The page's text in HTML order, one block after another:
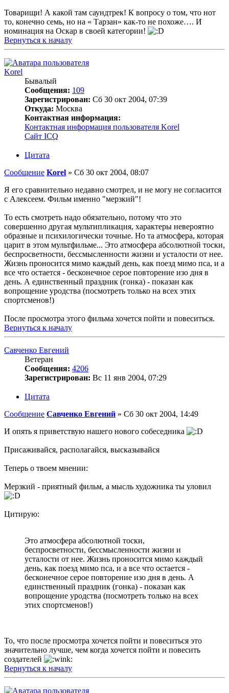
Товарищи! А какой там саундтрек! К вопросу о том, что нот
то, конечно семь, но на « Тарзан» как-то не похоже…. И
номинация на Оскар в своей категории!
Вернуться к началу
Korel
Бывалый
Сообщения: 109
Зарегистрирован: Сб 30 окт 2004, 07:39
Откуда: Москва
Контактная информация:
Контактная информация пользователя Korel
Сайт ICQ
Цитата
Сообщение Korel » Сб 30 окт 2004, 08:07
Я его сравнительно недавно смотрел, и не могу не согласится
с Алексеем. Фильм именно "мерзкий"!
То есть смотреть надо обязательно, потому что это
совершенно другая мультипликация, характеры невероятно
образные и психилогически точные. Но та атмосфера, которая
царит в этом мультфильме... Это атмосфера абсолютной тоски,
беспросветности, бессмысленности жизни и усталости от нее.
Жизнь проносится мимо каждый день, как поезд мимо пса, и а
все что остается - бесконечное серое повторение изо дня в
день. А единственный праздник (гонка) - показан как
вопрощение уродства (посмотреть только на всех этих
спортсменов!)
После просмотра этого фильма хочется пойти и повеситься.
Вернуться к началу
Савченко Евгений
Ветеран
Сообщения: 4206
Зарегистрирован: Вс 11 янв 2004, 07:29
Цитата
Сообщение Савченко Евгений » Сб 30 окт 2004, 14:49
И опять я приветствую нашего нового собеседника
Присаживайся, располагайся, высказывайся
Теперь о твоем мнении:
Мерзкий - приятный фильм, а мысль художника ты уловил
Цитирую:
Это атмосфера абсолютной тоски,
беспросветности, бессмысленности жизни и
усталости от нее. Жизнь проносится мимо каждый
день, как поезд мимо пса, и а все что остается -
бесконечное серое повторение изо дня в день. А
единственный праздник (гонка) - показан как
вопрощение уродства (посмотреть только на всех
этих спортсменов!)
То, что после просмотра хочется пойти и повеситься это
значительно лучше, чем когда хочется пойти и повесить
создателей
Вернуться к началу